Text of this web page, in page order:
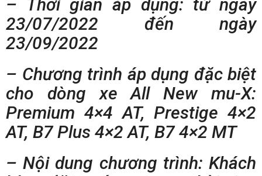
– Thời gian áp dụng: từ ngày
23/07/2022 đến ngày
23/09/2022
– Chương trình áp dụng đặc biệt
cho dòng xe All New mu-X:
Premium 4×4 AT, Prestige 4×2
AT, B7 Plus 4×2 AT, B7 4×2 MT
– Nội dung chương trình: Khách